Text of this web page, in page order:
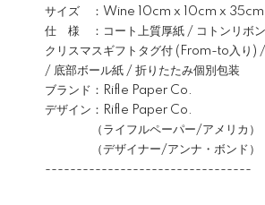
サイズ ：Wine 10cm x 10cm x 35cm
仕 様 ：コート上質厚紙 / コトンリボ
クリスマスギフトタグ付 (From-to入り) /
/ 底部ボール紙 / 折りたたみ個別包装
ブランド：Rifle Paper Co.
デザイン：Rifle Paper Co.
（ライフルペーパー/アメリカ）
（デザイナー/アンナ・ボンド）
---------------------------------